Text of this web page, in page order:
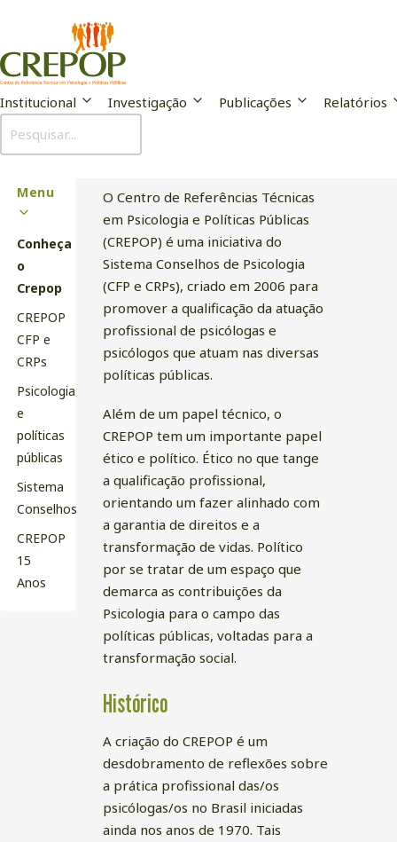
Institucional Investigação Publicações Relatórios
Menu
Conheça
o
Crepop
CREPOP
CFP e
CRPs
Psicologia
e
políticas
públicas
Sistema
Conselhos
CREPOP
15
Anos
Conheça o Crepop
O Centro de Referências Técnicas
em Psicologia e Políticas Públicas
(CREPOP) é uma iniciativa do
Sistema Conselhos de Psicologia
(CFP e CRPs), criado em 2006 para
promover a qualificação da atuação
profissional de psicólogas e
psicólogos que atuam nas diversas
políticas públicas.
Além de um papel técnico, o
CREPOP tem um importante papel
ético e político. Ético no que tange
a qualificação profissional,
orientando um fazer alinhado com
a garantia de direitos e a
transformação de vidas. Político
por se tratar de um espaço que
demarca as contribuições da
Psicologia para o campo das
políticas públicas, voltadas para a
transformação social.
Histórico
A criação do CREPOP é um
desdobramento de reflexões sobre
a prática profissional das/os
psicólogas/os no Brasil iniciadas
ainda nos anos de 1970. Tais